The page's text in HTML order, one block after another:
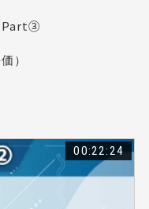
Part③
）
00:22:24